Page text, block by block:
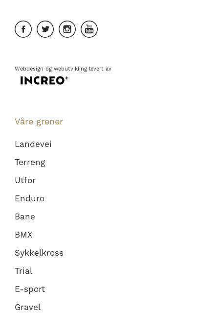
Webdesign og webutvikling levert av
Våre grener
Landevei
Terreng
Utfor
Enduro
Bane
BMX
Sykkelkross
Trial
E-sport
Gravel